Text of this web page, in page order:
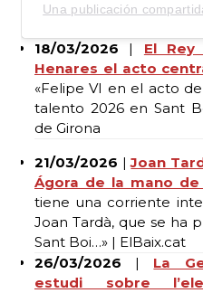
Una publicación
18/03/2026 | El
Henares el acto
«Felipe VI en el acto
talento 2026 en Sant
de Girona
21/03/2026 | Joan
Ágora de la mano de
tiene una corriente
Joan Tardà, que se ha
Sant Boi…» | ElBaix.cat
26/03/2026 | La
estudi sobre